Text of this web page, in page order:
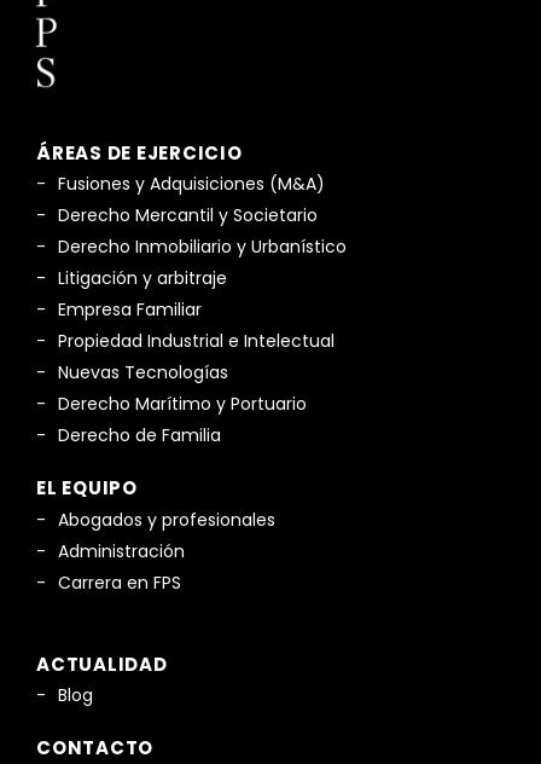
ÁREAS DE EJERCICIO
Fusiones y Adquisiciones (M&A)
Derecho Mercantil y Societario
Derecho Inmobiliario y Urbanístico
Litigación y arbitraje
Empresa Familiar
Propiedad Industrial e Intelectual
Nuevas Tecnologías
Derecho Marítimo y Portuario
Derecho de Familia
EL EQUIPO
Abogados y profesionales
Administración
Carrera en FPS
ACTUALIDAD
Blog
CONTACTO